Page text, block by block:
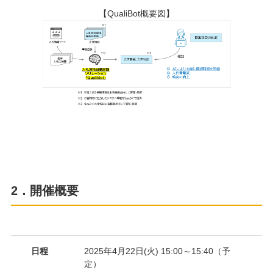
【QualiBot概要図】
2．開催概要
日程
2025年4月22日(火) 15:00～15:40（予
定）